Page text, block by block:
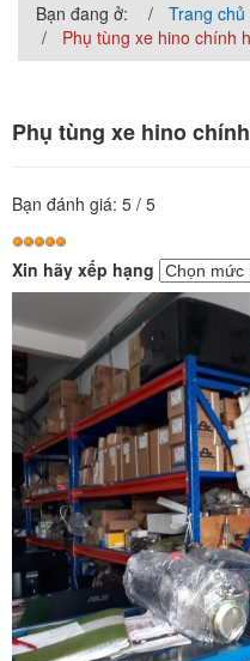
Bạn đang ở: Trang chủ
Phụ tùng xe hino chính
Phụ tùng xe hino
Bạn đánh giá: 5 / 5
Xin hãy xếp hạng